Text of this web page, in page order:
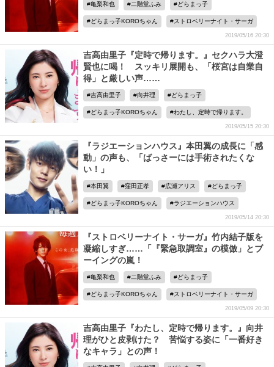
亀梨和也 二階堂ふみ どらまっ子
どらまっ子KOROちゃん ストロベリーナイト・サーガ
2019/05/16 20:30
吉高由里子『定時で帰ります。』セクハラ大澄
賢也に喝！ スッキリ展開も、「桜宮は自業自
得」と厳しい声……
吉高由里子 向井理 どらまっ子
どらまっ子KOROちゃん わたし、定時で帰ります。
2019/05/15 20:30
『ラジエーションハウス』本田翼の成長に「感
動」の声も、「ばっさーには手術されたくな
い！」
本田翼 窪田正孝 広瀬アリス どらまっ子
どらまっ子KOROちゃん ラジエーションハウス
2019/05/14 20:30
『ストロベリーナイト・サーガ』竹内結子版を
凝縮しすぎ……「『緊急取調室』の模倣」とブ
ーイングの嵐！
亀梨和也 二階堂ふみ どらまっ子
どらまっ子KOROちゃん ストロベリーナイト・サーガ
2019/05/09 20:30
吉高由里子『わたし、定時で帰ります。』向井
理がひと皮剥けた？ 苦悩する姿に「一番好き
なキャラ」との声！